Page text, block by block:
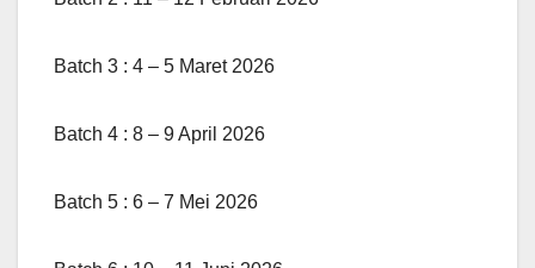
Batch 3 : 4 – 5 Maret 2026
Batch 4 : 8 – 9 April 2026
Batch 5 : 6 – 7 Mei 2026